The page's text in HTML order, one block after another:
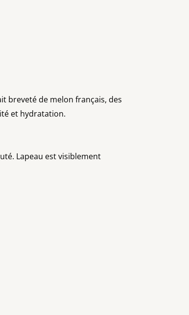
breveté de melon français, des
et hydratation.
Lapeau est visiblement